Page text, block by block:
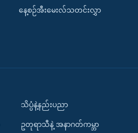
နေ့စဉ်အီးမေးလ်သတင်းလွှာ
သိပ္ပံနဲ့နည်းပညာ
ဥတုရာသီနဲ့ အနာဂတ်ကမ္ဘာ